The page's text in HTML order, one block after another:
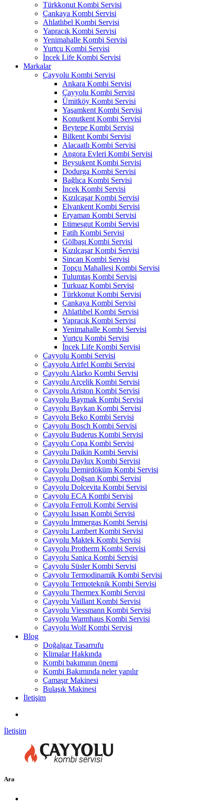
Türkkonut Kombi Servisi
Çankaya Kombi Servisi
Ahlatlıbel Kombi Servisi
Yapracık Kombi Servisi
Yenimahalle Kombi Servisi
Yurtçu Kombi Servisi
İncek Life Kombi Servisi
Markalar
Çayyolu Kombi Servisi
Ankara Kombi Servisi
Çayyolu Kombi Servisi
Ümitköy Kombi Servisi
Yaşamkent Kombi Servisi
Konutkent Kombi Servisi
Beytepe Kombi Servisi
Bilkent Kombi Servisi
Alacaatlı Kombi Servisi
Angora Evleri Kombi Servisi
Beysukent Kombi Servisi
Dodurga Kombi Servisi
Bağlıca Kombi Servisi
İncek Kombi Servisi
Kızılcaşar Kombi Servisi
Elvankent Kombi Servisi
Eryaman Kombi Servisi
Etimesgut Kombi Servisi
Fatih Kombi Servisi
Gölbaşı Kombi Servisi
Kızılcaşar Kombi Servisi
Sincan Kombi Servisi
Topçu Mahallesi Kombi Servisi
Tulumtaş Kombi Servisi
Turkuaz Kombi Servisi
Türkkonut Kombi Servisi
Çankaya Kombi Servisi
Ahlatlıbel Kombi Servisi
Yapracık Kombi Servisi
Yenimahalle Kombi Servisi
Yurtçu Kombi Servisi
İncek Life Kombi Servisi
Çayyolu Kombi Servisi
Çayyolu Airfel Kombi Servisi
Çayyolu Alarko Kombi Servisi
Çayyolu Arçelik Kombi Servisi
Çayyolu Ariston Kombi Servisi
Çayyolu Baymak Kombi Servisi
Çayyolu Baykan Kombi Servisi
Çayyolu Beko Kombi Servisi
Çayyolu Bosch Kombi Servisi
Çayyolu Buderus Kombi Servisi
Çayyolu Copa Kombi Servisi
Çayyolu Daikin Kombi Servisi
Çayyolu Daylux Kombi Servisi
Çayyolu Demirdöküm Kombi Servisi
Çayyolu Doğsan Kombi Servisi
Çayyolu Dolcevita Kombi Servisi
Çayyolu ECA Kombi Servisi
Çayyolu Ferroli Kombi Servisi
Çayyolu Isısan Kombi Servisi
Çayyolu İmmergas Kombi Servisi
Çayyolu Lambert Kombi Servisi
Çayyolu Maktek Kombi Servisi
Çayyolu Protherm Kombi Servisi
Çayyolu Sanica Kombi Servisi
Çayyolu Süsler Kombi Servisi
Çayyolu Termodinamik Kombi Servisi
Çayyolu Termoteknik Kombi Servisi
Çayyolu Thermex Kombi Servisi
Çayyolu Vaillant Kombi Servisi
Çayyolu Viessmann Kombi Servisi
Çayyolu Warmhaus Kombi Servisi
Çayyolu Wolf Kombi Servisi
Blog
Doğalgaz Tasarrufu
Klimalar Hakkında
Kombi bakımının önemi
Kombi Bakımında neler yapılır
Çamaşır Makinesi
Bulaşık Makinesi
İletişim
İletişim
Ara